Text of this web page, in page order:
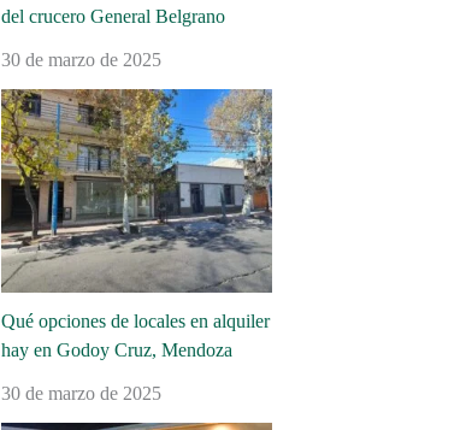
del crucero General Belgrano
30 de marzo de 2025
Qué opciones de locales en alquiler
hay en Godoy Cruz, Mendoza
30 de marzo de 2025